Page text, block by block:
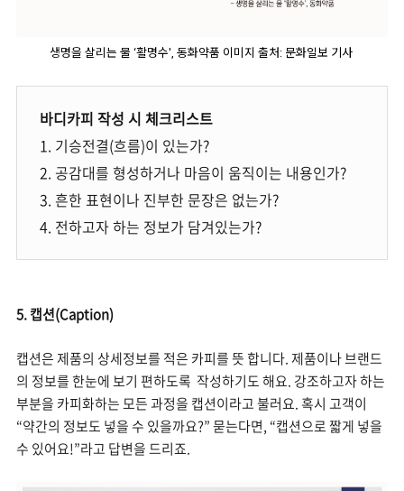
생명을 살리는 물 ‘활명수', 동화약품 이미지 출처: 문화일보 기사
바디카피 작성 시 체크리스트
1. 기승전결(흐름)이 있는가?
2. 공감대를 형성하거나 마음이 움직이는 내용인가?
3. 흔한 표현이나 진부한 문장은 없는가?
4. 전하고자 하는 정보가 담겨있는가?
5. 캡션(Caption)
캡션은 제품의 상세정보를 적은 카피를 뜻 합니다. 제품이나 브랜드
의 정보를 한눈에 보기 편하도록 작성하기도 해요. 강조하고자 하는
부분을 카피화하는 모든 과정을 캡션이라고 불러요. 혹시 고객이
“약간의 정보도 넣을 수 있을까요?” 묻는다면, “캡션으로 짧게 넣을
수 있어요!”라고 답변을 드리죠.